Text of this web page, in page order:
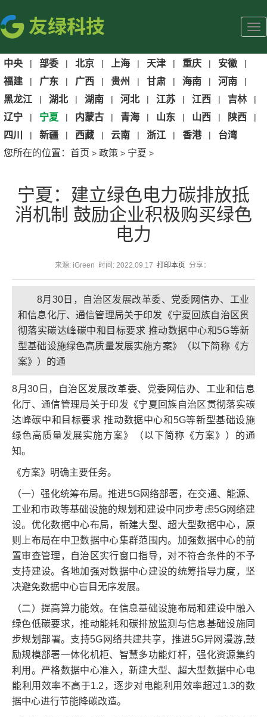
中央 | 部委 | 北京 | 上海 | 天津 | 重庆 | 安徽 |
福建 | 广东 | 广西 | 贵州 | 甘肃 | 海南 | 河南 |
黑龙江 | 湖北 | 湖南 | 河北 | 江苏 | 江西 | 吉林 |
辽宁 | 宁夏 | 内蒙古 | 青海 | 山东 | 山西 | 陕西 |
四川 | 新疆 | 西藏 | 云南 | 浙江 | 香港 |
台湾
您所在的位置： 首页 > 政策 > 宁夏 >
宁夏：建立绿色电力碳排放抵
消机制 鼓励企业积极购买绿色
电力
来源: iGreen 时间: 2022.09.17 打印本页分享：
8月30日，自治区发展改革委、党委网信办、工业
和信息化厅、通信管理局关于印发《宁夏回族自治区贯
彻落实碳达峰碳中和目标要求 推动数据中心和5G等新
型基础设施绿色高质量发展实施方案》（以下简称《方
案》）的通
8月30日，自治区发展改革委、党委网信办、工业和信息
化厅、通信管理局关于印发《宁夏回族自治区贯彻落实碳
达峰碳中和目标要求 推动数据中心和5G等新型基础设施
绿色高质量发展实施方案》（以下简称《方案》）的通
知。
《方案》明确主要任务。
（一）强化统筹布局。推进5G网络部署，在交通、能源、
工业和市政等基础设施的规划和建设中同步考虑5G网络建
设。优化数据中心布局，新建大型、超大型数据中心，原
则上布局在中卫数据中心集群范围内。加强数据中心的前
置审查管理，自治区实行窗口指导，对不符合条件的不予
支持建设。各地加强对数据中心建设的统筹指导力度，坚
决避免数据中心盲目无序发展。
（二）提高算力能效。在信息基础设施布局和建设中融入
绿色低碳要求，推动能耗和碳排放监测与信息基础设施同
步规划部署。支持5G网络共建共享，推进5G异网漫游,鼓
励规模部署一体化机柜、智慧多功能灯杆，强化资源集约
利用。严格数据中心准入，新建大型、超大型数据中心电
能利用效率不高于1.2，逐步对电能利用效率超过1.3的数
据中心进行节能降碳改造。